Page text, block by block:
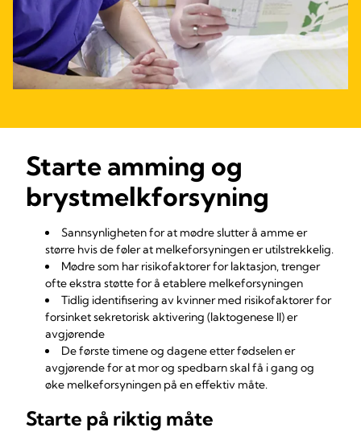
Starte amming og
brystmelkforsyning
Sannsynligheten for at mødre slutter å amme er
større hvis de føler at melkeforsyningen er utilstrekkelig.
Mødre som har risikofaktorer for laktasjon, trenger
ofte ekstra støtte for å etablere melkeforsyningen
Tidlig identifisering av kvinner med risikofaktorer for
forsinket sekretorisk aktivering (laktogenese II) er
avgjørende
De første timene og dagene etter fødselen er
avgjørende for at mor og spedbarn skal få i gang og
øke melkeforsyningen på en effektiv måte.
Starte på riktig måte